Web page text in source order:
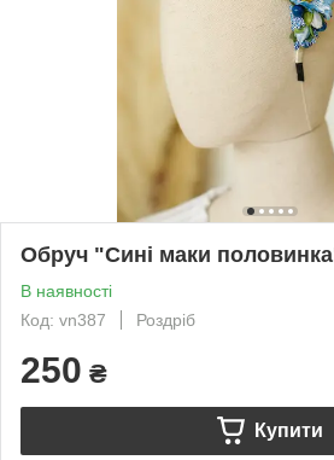
Обруч "Сині маки
В наявності
Код: vn387
Роздріб
250 ₴
Купити